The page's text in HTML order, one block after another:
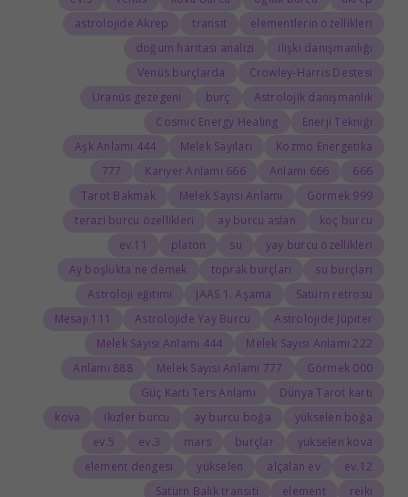
elementlerin özellikleri
transit
astrolojide Akrep
ilişki danışmanlığı
doğum haritası analizi
Crowley-Harris Destesi
Venüs burçlarda
Astrolojik danışmanlık
burç
Uranüs gezegeni
Enerji Tekniği
Cosmic Energy Healing
Kozmo Energetika
Melek Sayıları
444 Aşk Anlamı
666
666 Anlamı
666 Kariyer Anlamı
777
999 Görmek
Melek Sayısı Anlamı
Tarot Bakmak
koç burcu
ay burcu aslan
terazi burcu özellikleri
yay burcu özellikleri
su
platon
11.ev
su burçları
toprak burçları
Ay boşlukta ne demek
Satürn retrosu
JAAS 1. Aşama
Astroloji eğitimi
Astrolojide Jüpiter
Astrolojide Yay Burcu
111 Mesajı
222 Melek Sayısı Anlamı
444 Melek Sayısı Anlamı
000 Görmek
777 Melek Sayısı Anlamı
888 Anlamı
Dünya Tarot kartı
Güç Kartı Ters Anlamı
yükselen boğa
ay burcu boğa
ikizler burcu
kova
yükselen kova
burçlar
mars
3.ev
5.ev
12.ev
alçalan ev
yükselen
element dengesi
reiki
element
Satürn Balık transiti